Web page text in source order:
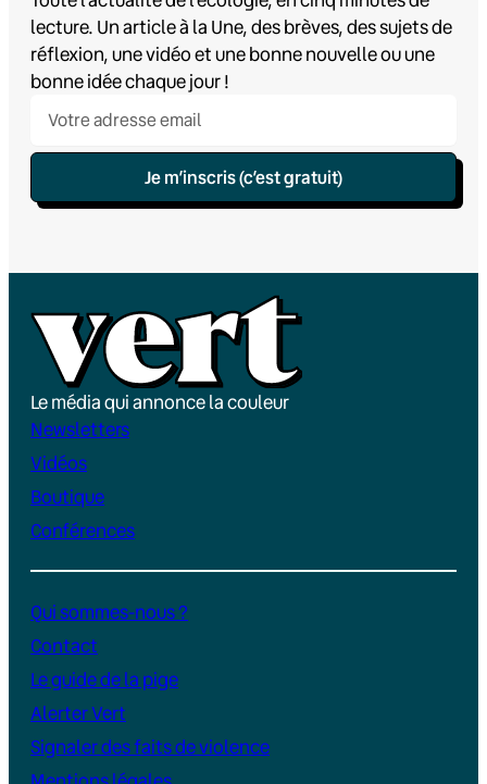
lecture. Un article à la Une, des brèves, des sujets de
réflexion, une vidéo et une bonne nouvelle ou une
bonne idée chaque jour !
Je m’inscris (c’est gratuit)
Le média qui annonce la couleur
Newsletters
Vidéos
Boutique
Conférences
Qui sommes-nous ?
Contact
Le guide de la pige
Alerter Vert
Signaler des faits de violence